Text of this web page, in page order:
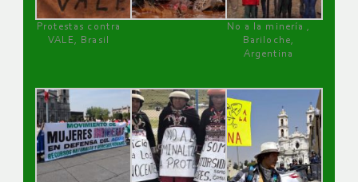
Protestas contra
VALE, Brasil
No a la minería ,
Bariloche,
Argentina